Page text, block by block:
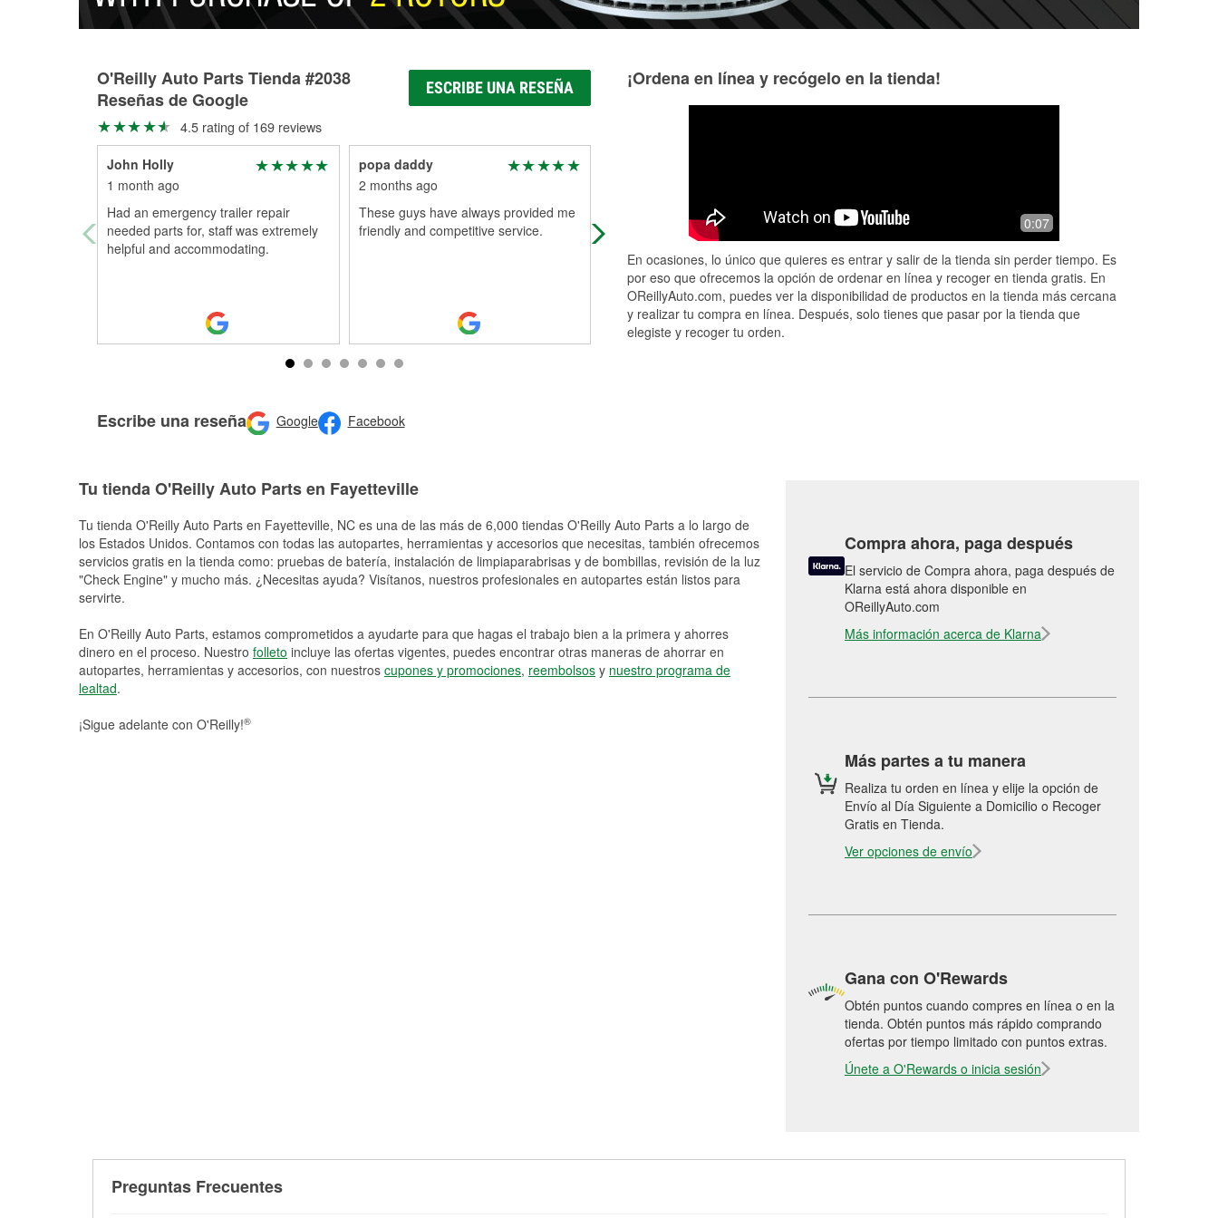
O'Reilly Auto Parts Tienda #2038
Reseñas de Google
ESCRIBE UNA RESEÑA
4.5 rating of 169 reviews
John Holly
1 month ago
Had an emergency trailer repair
needed parts for, staff was extremely
helpful and accommodating.
popa daddy
2 months ago
These guys have always provided me
friendly and competitive service.
Sam was so nice and helpful! Thank
you so much again Sam!
The staff knows their stuff and they are
extremely helpful. I have worked with
disappointed. The manager is am ...
Read More
a truck camper
Escribe una reseña Google Facebook
¡Ordena en línea y recógelo en la tienda!
0:07
En ocasiones, lo único que quieres es entrar y salir de la tienda sin perder tiempo. Es
por eso que ofrecemos la opción de ordenar en línea y recoger en tienda gratis. En
OReillyAuto.com, puedes ver la disponibilidad de productos en la tienda más cercana
y realizar tu compra en línea. Después, solo tienes que pasar por la tienda que
elegiste y recoger tu orden.
Tu tienda O'Reilly Auto Parts en Fayetteville
Tu tienda O'Reilly Auto Parts en Fayetteville, NC es una de las más de 6,000 tiendas O'Reilly Auto Parts a lo largo de
los Estados Unidos. Contamos con todas las autopartes, herramientas y accesorios que necesitas, también ofrecemos
servicios gratis en la tienda como: pruebas de batería, instalación de limpiaparabrisas y de bombillas, revisión de la luz
"Check Engine" y mucho más. ¿Necesitas ayuda? Visítanos, nuestros profesionales en autopartes están listos para
servirte.
En O'Reilly Auto Parts, estamos comprometidos a ayudarte para que hagas el trabajo bien a la primera y ahorres
dinero en el proceso. Nuestro folleto incluye las ofertas vigentes, puedes encontrar otras maneras de ahorrar en
autopartes, herramientas y accesorios, con nuestros cupones y promociones, reembolsos y nuestro programa de
lealtad.
¡Sigue adelante con O'Reilly!®
Compra ahora, paga después
El servicio de Compra ahora, paga después de
Klarna está ahora disponible en
OReillyAuto.com
Más información acerca de Klarna
Más partes a tu manera
Realiza tu orden en línea y elije la opción de
Envío al Día Siguiente a Domicilio o Recoger
Gratis en Tienda.
Ver opciones de envío
Gana con O'Rewards
Obtén puntos cuando compres en línea o en la
tienda. Obtén puntos más rápido comprando
ofertas por tiempo limitado con puntos extras.
Únete a O'Rewards o inicia sesión
Preguntas Frecuentes